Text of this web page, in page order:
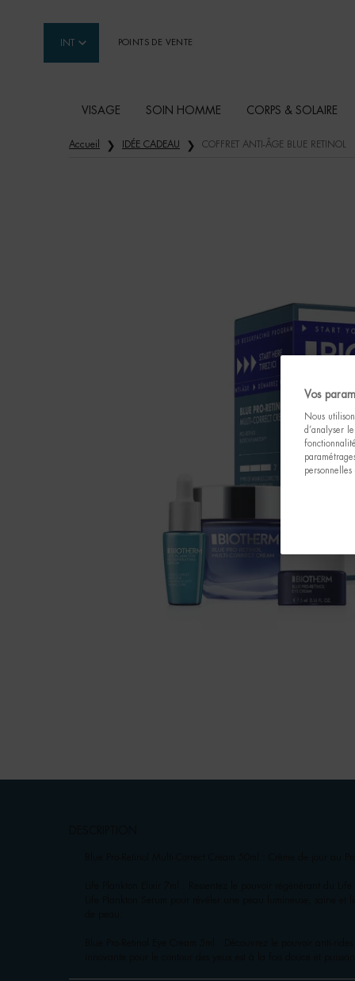
INT POINTS DE VENTE
VISAGE SOIN HOMME CORPS & SOLAIRE
Contenu principal
Accueil IDÉE CADEAU COFFRET ANTI-ÂGE BLUE RETINOL
Vos
Nous
d’analyser